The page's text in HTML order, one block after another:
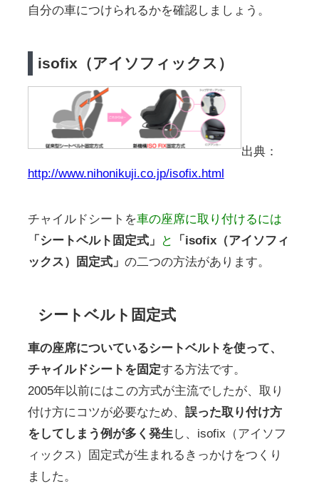
自分の車につけられるかを確認しましょう。
isofix（アイソフィックス）
出典：
http://www.nihonikuji.co.jp/isofix.html
チャイルドシートを車の座席に取り付けるには
「シートベルト固定式」
と
「isofix（アイソフィ
ックス）固定式」 の二つの方法があります。
シートベルト固定式
車の座席についているシートベルトを使って、
チャイルドシートを固定する方法です。
2005年以前にはこの方式が主流でしたが、取り
付け方にコツが必要なため、 誤った取り付け方
をしてしまう例が多く発生し、isofix（アイソフ
ィックス）固定式が生まれるきっかけをつくり
ました。